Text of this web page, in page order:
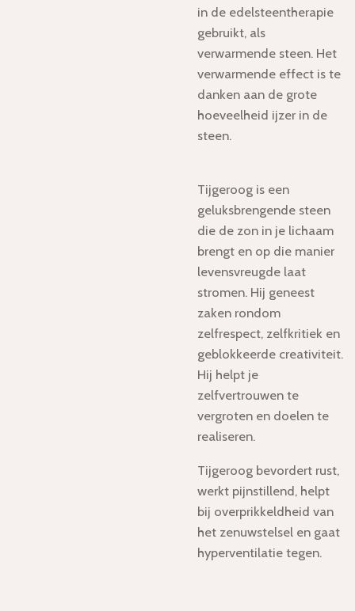
in de edelsteentherapie
gebruikt, als
verwarmende steen. Het
verwarmende effect is te
danken aan de grote
hoeveelheid ijzer in de
steen.
Tijgeroog is een
geluksbrengende steen
die de zon in je lichaam
brengt en op die manier
levensvreugde laat
stromen. Hij geneest
zaken rondom
zelfrespect, zelfkritiek en
geblokkeerde creativiteit.
Hij helpt je
zelfvertrouwen te
vergroten en doelen te
realiseren.
Tijgeroog bevordert rust,
werkt pijnstillend, helpt
bij overprikkeldheid van
het zenuwstelsel en gaat
hyperventilatie tegen.